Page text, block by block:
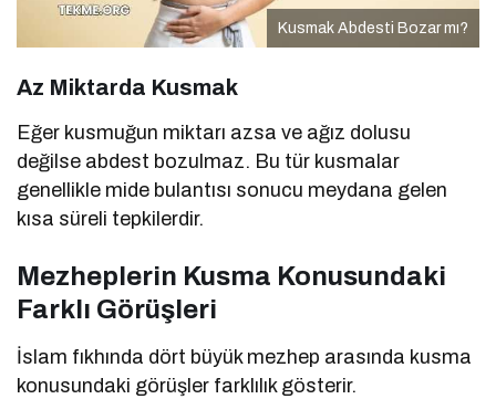
Kusmak Abdesti Bozar mı?
Az Miktarda Kusmak
Eğer kusmuğun miktarı azsa ve ağız dolusu
değilse abdest bozulmaz. Bu tür kusmalar
genellikle mide bulantısı sonucu meydana gelen
kısa süreli tepkilerdir.
Mezheplerin Kusma Konusundaki
Farklı Görüşleri
İslam fıkhında dört büyük mezhep arasında kusma
konusundaki görüşler farklılık gösterir.